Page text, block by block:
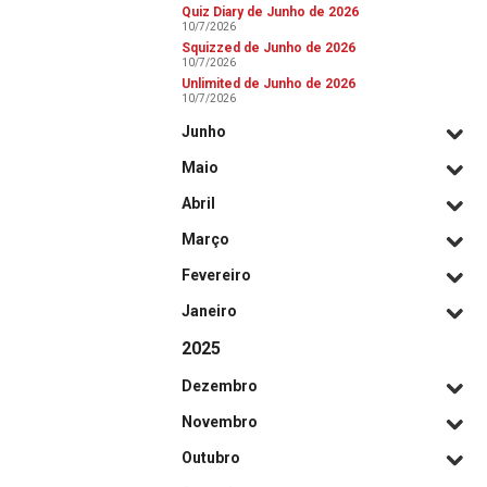
Quiz Diary de Junho de 2026
10/7/2026
Squizzed de Junho de 2026
10/7/2026
Unlimited de Junho de 2026
10/7/2026
Junho
Maio
Abril
Março
Fevereiro
Janeiro
2025
Dezembro
Novembro
Outubro